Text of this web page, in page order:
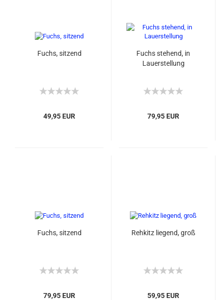
Fuchs, sitzend
49,95 EUR
Fuchs stehend, in
Lauerstellung
79,95 EUR
Fuchs, sitzend
79,95 EUR
Rehkitz liegend, groß
59,95 EUR